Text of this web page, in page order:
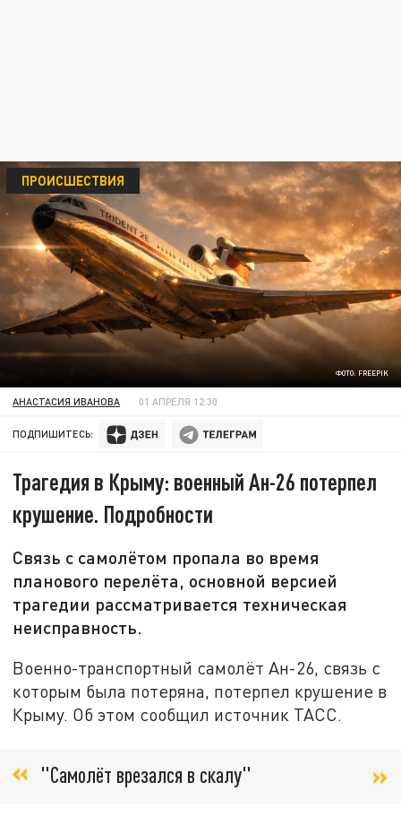
ФОТО: FREEPIK
ПРОИСШЕСТВИЯ
АНАСТАСИЯ ИВАНОВА 01 АПРЕЛЯ 12:30
ПОДПИШИТЕСЬ:
Трагедия в Крыму: военный Ан-26 потерпел
крушение. Подробности
Связь с самолётом пропала во время
планового перелёта, основной версией
трагедии рассматривается техническая
неисправность.
Военно-транспортный самолёт Ан-26, связь с
которым была потеряна, потерпел крушение в
Крыму. Об этом сообщил источник ТАСС.
"Самолёт врезался в скалу"